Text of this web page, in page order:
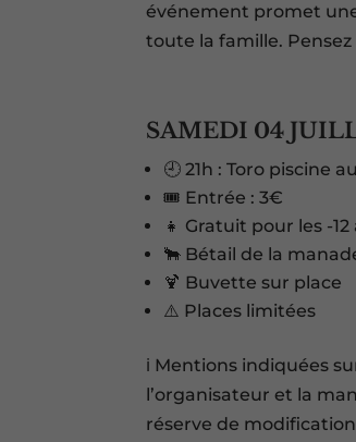
événement promet
toute la famille.
SAMEDI 04
🕘 21h : Toro piscine
🎟️ Entrée : 3€
👧 Gratuit pour les -12
🐂 Bétail de la
🍹 Buvette sur place
⚠️ Places limitées
ℹ️ Mentions indiquées
l’organisateur et la
réserve de